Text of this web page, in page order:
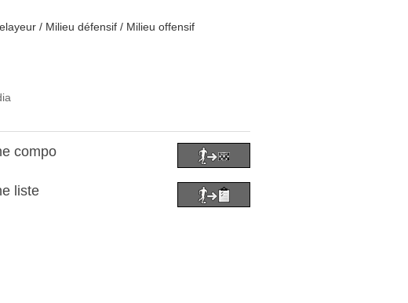
/ Milieu défensif / Milieu offensif
compo
liste